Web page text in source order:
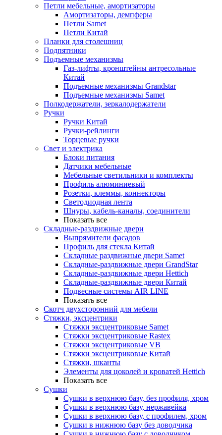
Петли мебельные, амортизаторы
Амортизаторы, демпферы
Петли Samet
Петли Китай
Планки для столешниц
Подпятники
Подъемные механизмы
Газ-лифты, кронштейны антресольные
Китай
Подъемные механизмы Grandstar
Подъемные механизмы Samet
Полкодержатели, зеркалодержатели
Ручки
Ручки Китай
Ручки-рейлинги
Торцевые ручки
Свет и электрика
Блоки питания
Датчики мебельные
Мебельные светильники и комплекты
Профиль алюминиевый
Розетки, клеммы, коннекторы
Светодиодная лента
Шнуры, кабель-каналы, соединители
Показать все
Складные-раздвижные двери
Выпрямители фасадов
Профиль для стекла Китай
Складные раздвижные двери Samet
Складные-раздвижные двери GrandStar
Складные-раздвижные двери Hettich
Складные-раздвижные двери Китай
Подвесные системы AIR LINE
Показать все
Скотч двухсторонний для мебели
Стяжки, эксцентрики
Cтяжки эксцентриковые Samet
Стяжки эксцентриковые Rastex
Стяжки эксцентриковые VB
Стяжки эксцентриковые Китай
Стяжки, шканты
Элементы для цоколей и кроватей Hettich
Показать все
Сушки
Сушки в верхнюю базу, без профиля, хром
Сушки в верхнюю базу, нержавейка
Сушки в верхнюю базу, с профилем, хром
Сушки в нижнюю базу без доводчика